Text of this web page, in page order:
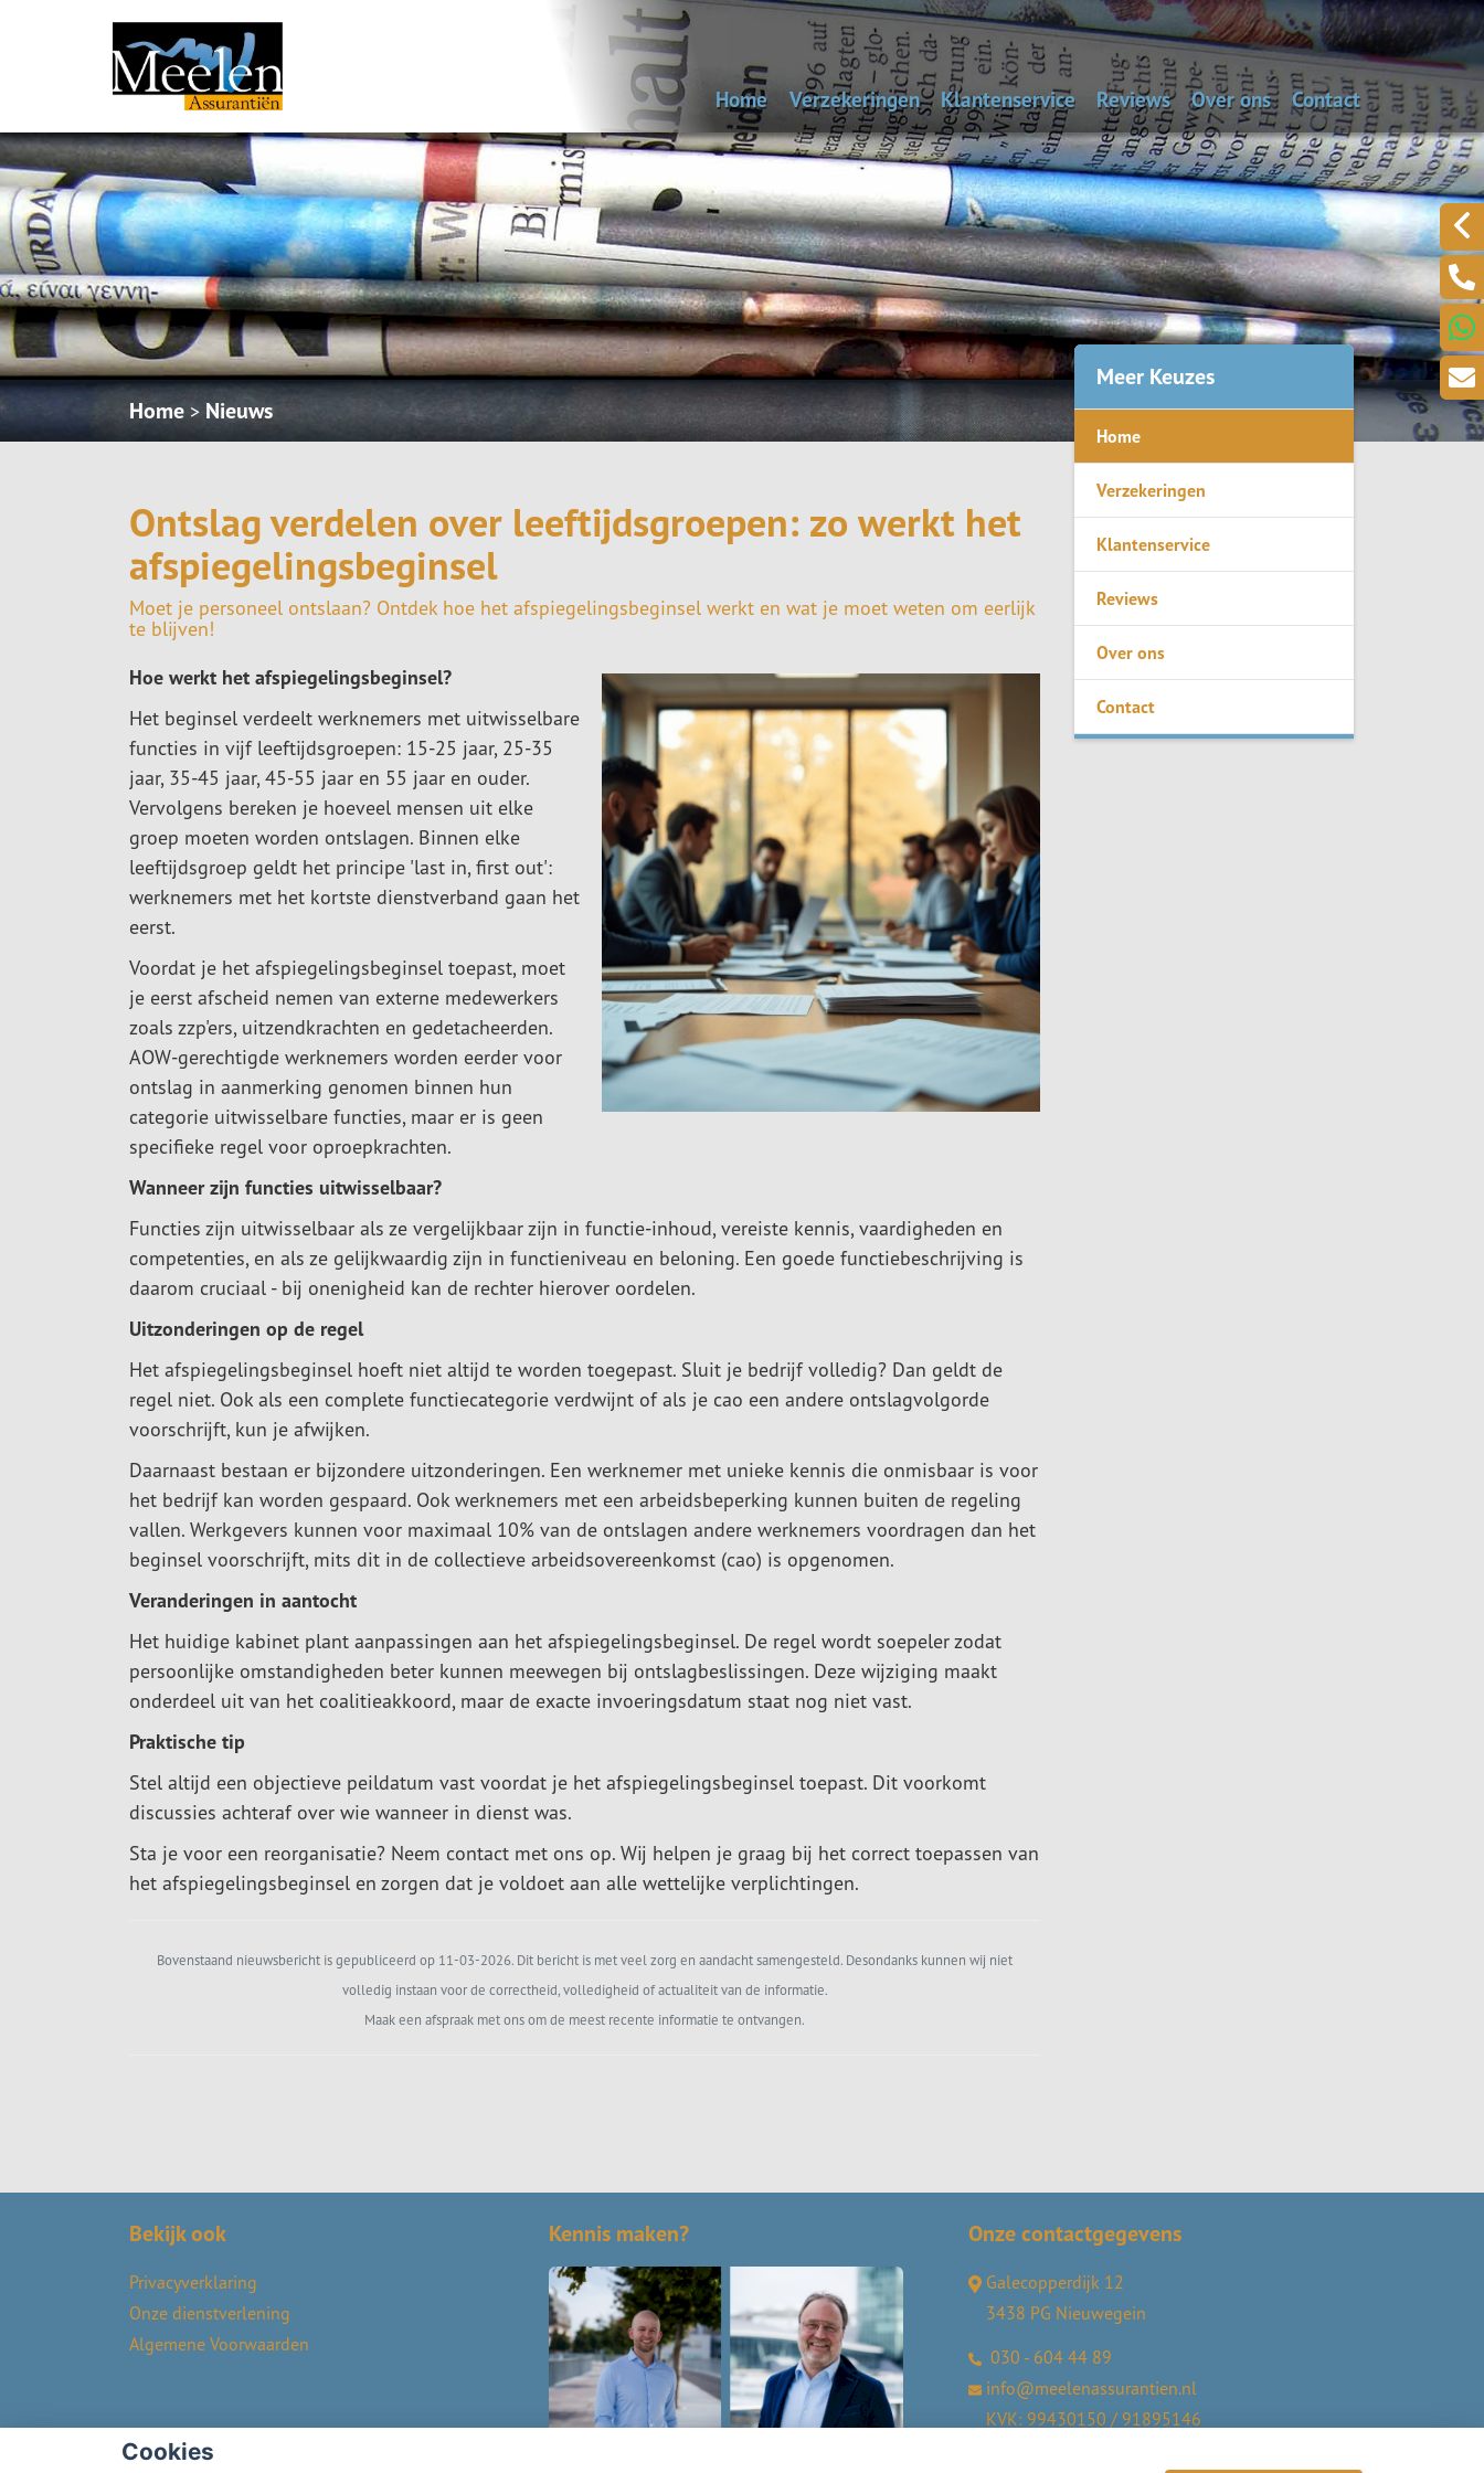
Cookies
Home Verzekeringen
Uitvaartverzekering
Autoverzekering
Woonhuisverzekering
Inboedelverzekering
Aansprakelijkheidsverz.
Reisverzekering
Rechtsbijstandverzekering
Klantenservice
Bepaal de dagwaarde van je auto
Reviews Over ons Contact
Alarmnummers
Laat een bericht
Een klacht melden?
Home > Nieuws
Ontslag verdelen over leeftijdsgroepen: zo werkt het
afspiegelingsbeginsel
Moet je personeel ontslaan? Ontdek hoe het afspiegelingsbeginsel werkt en wat je moet weten om eerlijk
te blijven!
Hoe werkt het afspiegelingsbeginsel?
Het beginsel verdeelt werknemers met uitwisselbare
functies in vijf leeftijdsgroepen: 15-25 jaar, 25-35
jaar, 35-45 jaar, 45-55 jaar en 55 jaar en ouder.
Vervolgens bereken je hoeveel mensen uit elke
groep moeten worden ontslagen. Binnen elke
leeftijdsgroep geldt het principe 'last in, first out':
werknemers met het kortste dienstverband gaan het
eerst.
Voordat je het afspiegelingsbeginsel toepast, moet
je eerst afscheid nemen van externe medewerkers
zoals zzp'ers, uitzendkrachten en gedetacheerden.
AOW-gerechtigde werknemers worden eerder voor
ontslag in aanmerking genomen binnen hun
categorie uitwisselbare functies, maar er is geen
specifieke regel voor oproepkrachten.
Wanneer zijn functies uitwisselbaar?
Functies zijn uitwisselbaar als ze vergelijkbaar zijn in functie-inhoud, vereiste kennis, vaardigheden en
competenties, en als ze gelijkwaardig zijn in functieniveau en beloning. Een goede functiebeschrijving is
daarom cruciaal - bij onenigheid kan de rechter hierover oordelen.
Uitzonderingen op de regel
Het afspiegelingsbeginsel hoeft niet altijd te worden toegepast. Sluit je bedrijf volledig? Dan geldt de
regel niet. Ook als een complete functiecategorie verdwijnt of als je cao een andere ontslagvolgorde
voorschrijft, kun je afwijken.
Daarnaast bestaan er bijzondere uitzonderingen. Een werknemer met unieke kennis die onmisbaar is voor
het bedrijf kan worden gespaard. Ook werknemers met een arbeidsbeperking kunnen buiten de regeling
vallen. Werkgevers kunnen voor maximaal 10% van de ontslagen andere werknemers voordragen dan het
beginsel voorschrijft, mits dit in de collectieve arbeidsovereenkomst (cao) is opgenomen.
Veranderingen in aantocht
Het huidige kabinet plant aanpassingen aan het afspiegelingsbeginsel. De regel wordt soepeler zodat
persoonlijke omstandigheden beter kunnen meewegen bij ontslagbeslissingen. Deze wijziging maakt
onderdeel uit van het coalitieakkoord, maar de exacte invoeringsdatum staat nog niet vast.
Praktische tip
Stel altijd een objectieve peildatum vast voordat je het afspiegelingsbeginsel toepast. Dit voorkomt
discussies achteraf over wie wanneer in dienst was.
Sta je voor een reorganisatie? Neem contact met ons op. Wij helpen je graag bij het correct toepassen van
het afspiegelingsbeginsel en zorgen dat je voldoet aan alle wettelijke verplichtingen.
Bovenstaand nieuwsbericht is gepubliceerd op 11-03-2026. Dit bericht is met veel zorg en aandacht samengesteld. Desondanks kunnen wij niet
volledig instaan voor de correctheid, volledigheid of actualiteit van de informatie.
Maak een afspraak met ons om de meest recente informatie te ontvangen.
Meer Keuzes
Home
Verzekeringen
Klantenservice
Reviews
Over ons
Contact
Bekijk ook
Privacyverklaring
Onze dienstverlening
Algemene Voorwaarden
Kennis maken? Onze contactgegevens
Galecopperdijk 12
3438 PG Nieuwegein
030 - 604 44 89
info@meelenassurantien.nl
KVK: 99430150 / 91895146